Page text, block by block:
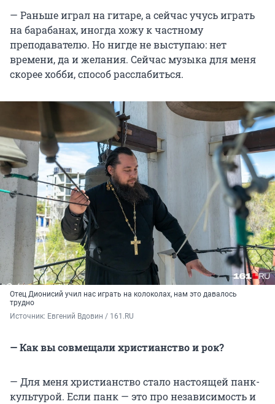
— Раньше играл на гитаре, а сейчас учусь играть
на барабанах, иногда хожу к частному
преподавателю. Но нигде не выступаю: нет
времени, да и желания. Сейчас музыка для меня
скорее хобби, способ расслабиться.
Отец Дионисий учил нас играть на колоколах, нам это давалось
трудно
Источник: Евгений Вдовин / 161.RU
— Как вы совмещали христианство и рок?
— Для меня христианство стало настоящей панк-
культурой. Если панк — это про независимость и